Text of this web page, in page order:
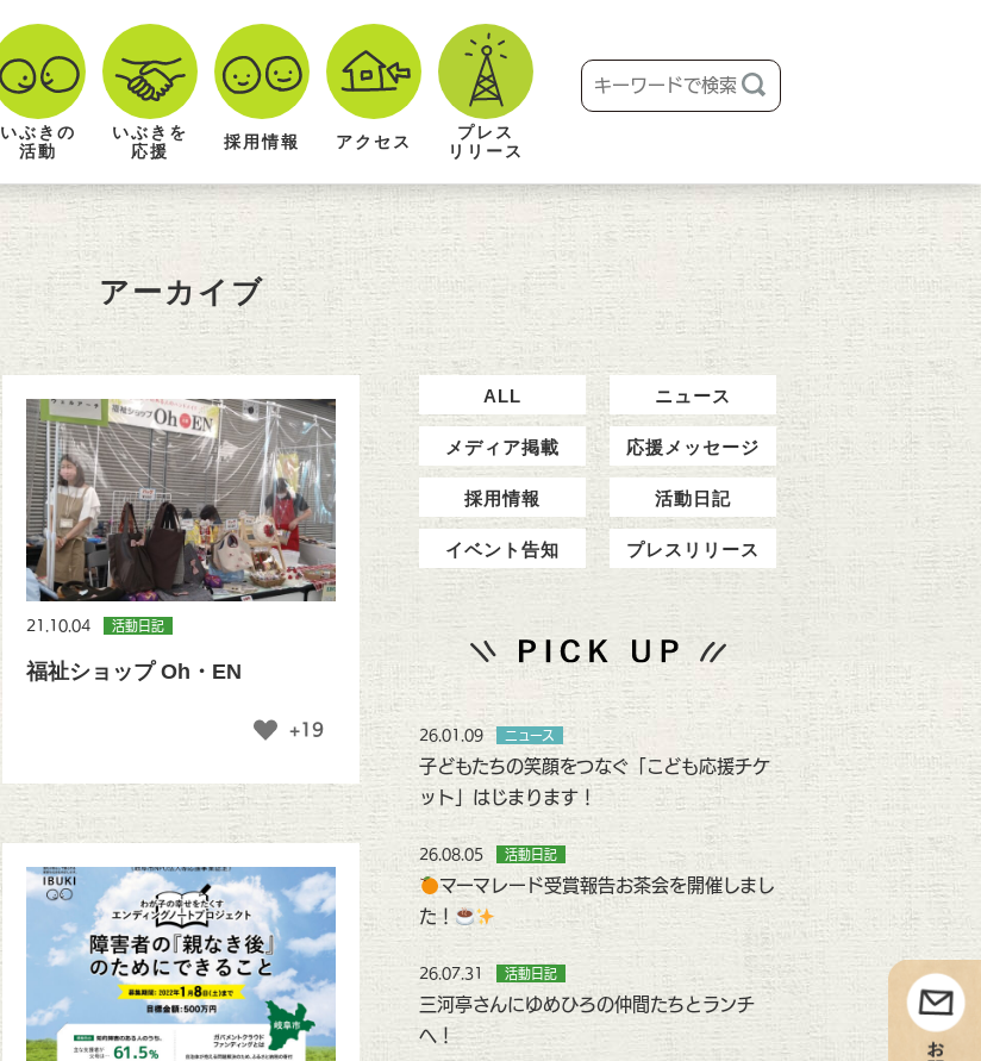
いぶきの
活動
いぶきを
応援
採用情報 アクセス
プレス
リリース
アーカイブ
21.10.04 活動日記
福祉ショップ Oh・EN
+19
ALL ニュース
メディア掲載 応援メッセージ
採用情報 活動日記
イベント告知 プレスリリース
26.01.09 ニュース
子どもたちの笑顔をつなぐ「こども応援チケ
ット」はじまります！
26.08.05 活動日記
マーマレード受賞報告お茶会を開催しまし
た！
26.07.31 活動日記
三河亭さんにゆめひろの仲間たちとランチ
へ！